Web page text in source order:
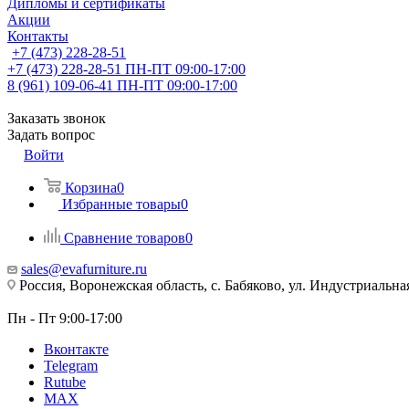
Дипломы и сертификаты
Акции
Контакты
+7 (473) 228-28-51
+7 (473) 228-28-51 ПН-ПТ 09:00-17:00
8 (961) 109-06-41 ПН-ПТ 09:00-17:00
Заказать звонок
Задать вопрос
Войти
Корзина0
Избранные товары0
Сравнение товаров0
sales@evafurniture.ru
Россия, Воронежская область, с. Бабяково, ул.
Пн - Пт 9:00-17:00
Вконтакте
Telegram
Rutube
MAX